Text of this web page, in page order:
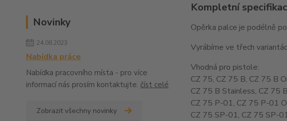
Novinky
24.08.2023
Nabídka práce
Nabídka pracovního místa - pro více
informací nás prosím kontaktujte. číst celé
Zobrazit všechny novinky
Kompletní
Opěrka palce je podélně
Vyrábíme ve třech
Vhodná pro pistole:
CZ 75, CZ 75 B, CZ 75 B
CZ 75 B Stainless, CZ 75
CZ 75 P-01, CZ 75 P-01
CZ 75 SP-01, CZ 75 SP-